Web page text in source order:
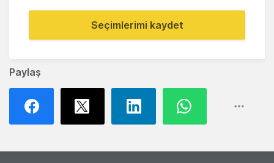
Paylaş
Seçimlerimi kaydet